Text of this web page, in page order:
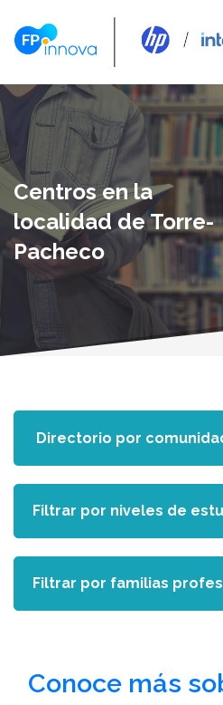
Centros en la
localidad de Torre-
Pacheco
Conoce más
Filtrar por niveles de
Filtrar por familias